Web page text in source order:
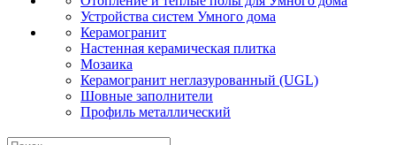
Устройства систем Умного дома
Керамогранит
Настенная керамическая плитка
Мозаика
Керамогранит неглазурованный (UGL)
Шовные заполнители
Профиль металлический